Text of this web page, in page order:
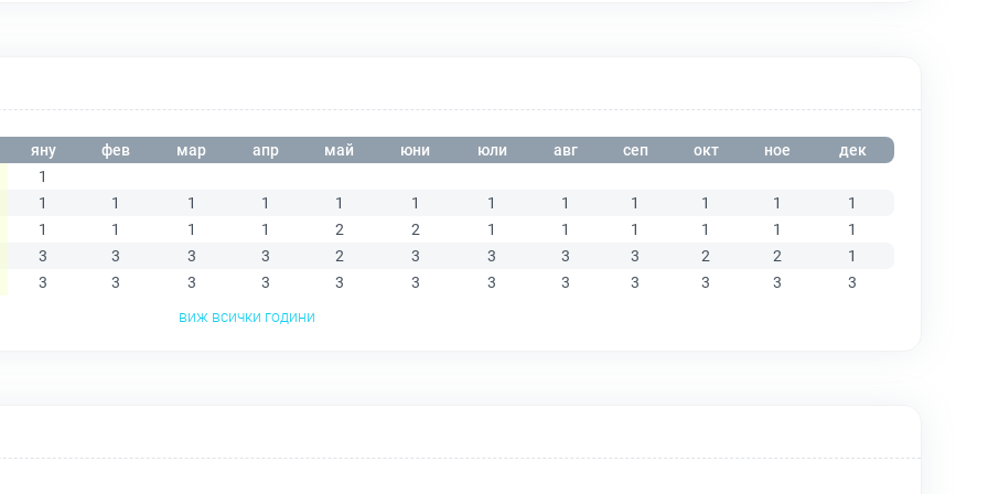
яну фев мар апр май юни юли авг сеп окт ное
дек
1
1
1 1 1 1 1 1 1 1 1 1
1
1
1 1 1 2 2 1 1 1 1 1
1
3
3 3 3 2 3 3 3 3 2 2
1
3
3 3 3 3 3 3 3 3 3 3
3
виж всички години